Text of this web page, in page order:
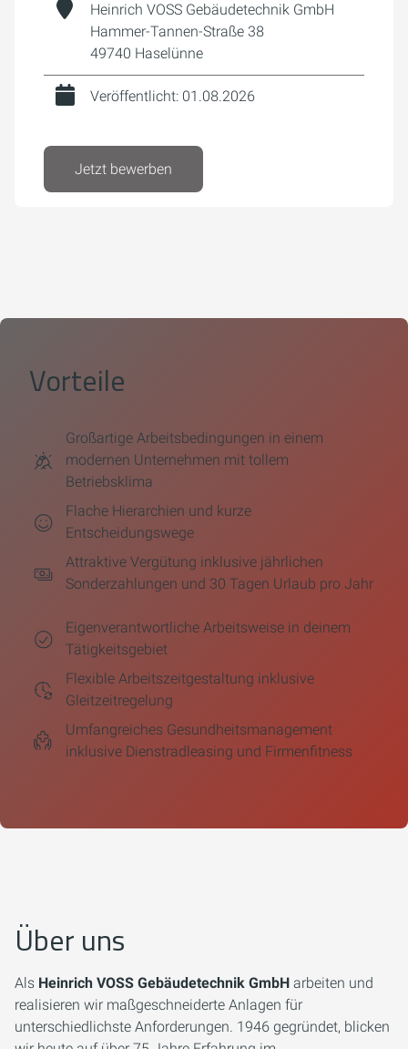
Heinrich VOSS Gebäudetechnik GmbH
Hammer-Tannen-Straße 38
49740 Haselünne
Veröffentlicht: 01.08.2026
Jetzt bewerben
Vorteile
Großartige Arbeitsbedingungen in einem
modernen Unternehmen mit tollem
Betriebsklima
Flache Hierarchien und kurze
Entscheidungswege
Attraktive Vergütung inklusive jährlichen
Sonderzahlungen und 30 Tagen Urlaub pro Jahr
Eigenverantwortliche Arbeitsweise in deinem
Tätigkeitsgebiet
Flexible Arbeitszeitgestaltung inklusive
Gleitzeitregelung
Umfangreiches Gesundheitsmanagement
inklusive Dienstradleasing und Firmenfitness
Über uns
Als Heinrich VOSS Gebäudetechnik GmbH arbeiten und
realisieren wir maßgeschneiderte Anlagen für
unterschiedlichste Anforderungen. 1946 gegründet, blicken